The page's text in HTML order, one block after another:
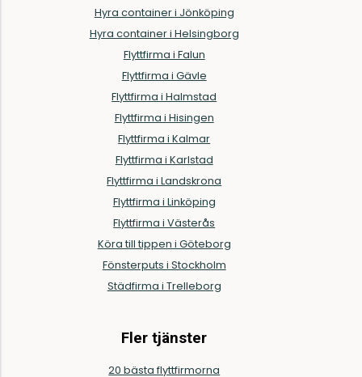
Hyra container i Jönköping
Hyra container i Helsingborg
Flyttfirma i Falun
Flyttfirma i Gävle
Flyttfirma i Halmstad
Flyttfirma i Hisingen
Flyttfirma i Kalmar
Flyttfirma i Karlstad
Flyttfirma i Landskrona
Flyttfirma i Linköping
Flyttfirma i Västerås
Köra till tippen i Göteborg
Fönsterputs i Stockholm
Städfirma i Trelleborg
Fler tjänster
20 bästa flyttfirmorna